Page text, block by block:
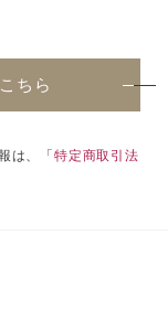
ちら
は、「特定商取引法